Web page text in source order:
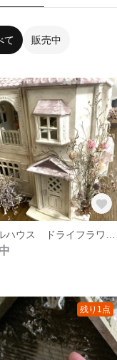
て 販売中
残り1点